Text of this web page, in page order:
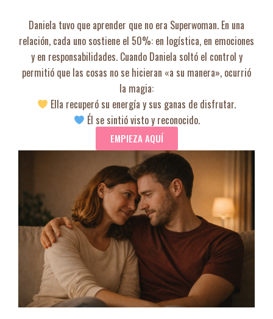
Daniela tuvo que aprender que no era Superwoman. En una
relación, cada uno sostiene el 50%: en logística, en emociones
y en responsabilidades. Cuando Daniela soltó el control y
permitió que las cosas no se hicieran «a su manera», ocurrió
la magia:
Ella recuperó su energía y sus ganas de disfrutar.
Él se sintió visto y reconocido.
EMPIEZA AQUÍ